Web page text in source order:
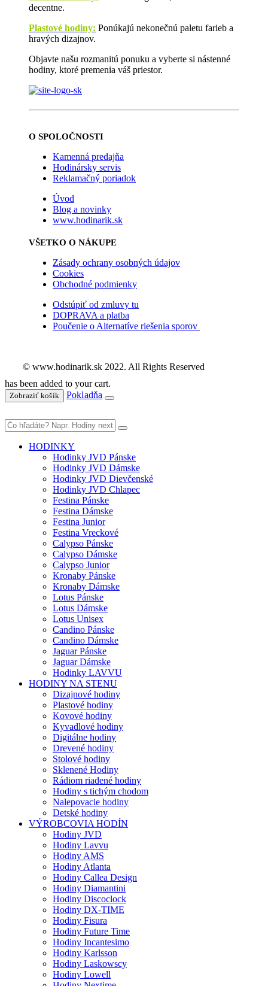
decentne.
Plastové hodiny: Ponúkajú nekonečnú paletu farieb a
hravých dizajnov.
Objavte našu rozmanitú ponuku a vyberte si nástenné
hodiny, ktoré premenia váš priestor.
O SPOLOČNOSTI
Kamenná predajňa
Hodinársky servis
Reklamačný poriadok
Úvod
Blog a novinky
www.hodinarik.sk
VŠETKO O NÁKUPE
Zásady ochrany osobných údajov
Cookies
Obchodné podmienky
Odstúpiť od zmluvy tu
DOPRAVA a platba
Poučenie o Alternatíve riešenia sporov
© www.hodinarik.sk 2022. All Rights Reserved
has been added to your cart.
Zobraziť košík Pokladňa
HODINKY
Hodinky JVD Pánske
Hodinky JVD Dámske
Hodinky JVD Dievčenské
Hodinky JVD Chlapec
Festina Pánske
Festina Dámske
Festina Junior
Festina Vreckové
Calypso Pánske
Calypso Dámske
Calypso Junior
Kronaby Pánske
Kronaby Dámske
Lotus Pánske
Lotus Dámske
Lotus Unisex
Candino Pánske
Candino Dámske
Jaguar Pánske
Jaguar Dámske
Hodinky LAVVU
HODINY NA STENU
Dizajnové hodiny
Plastové hodiny
Kovové hodiny
Kyvadlové hodiny
Digitálne hodiny
Drevené hodiny
Stolové hodiny
Sklenené Hodiny
Rádiom riadené hodiny
Hodiny s tichým chodom
Nalepovacie hodiny
Detské hodiny
VÝROBCOVIA HODÍN
Hodiny JVD
Hodiny Lavvu
Hodiny AMS
Hodiny Atlanta
Hodiny Callea Design
Hodiny Diamantini
Hodiny Discoclock
Hodiny DX-TIME
Hodiny Fisura
Hodiny Future Time
Hodiny Incantesimo
Hodiny Karlsson
Hodiny Laskowscy
Hodiny Lowell